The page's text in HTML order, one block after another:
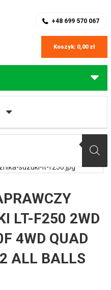
+48 699 570 067
Koszyk: 0,00 zł
LT-F250 2WD
4WD QUAD
ALL BALLS